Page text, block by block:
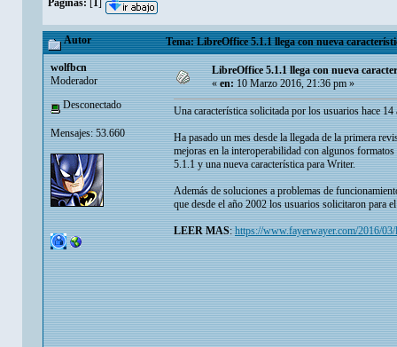
Páginas: [1]
Autor Tema: LibreOffice 5.1.1 llega con nueva
wolfbcn
Moderador
Desconectado
Mensajes: 53.660
LibreOffice 5.1.1 llega con nueva
«en:10 Marzo 2016, 21:36 pm »
Una característica solicitada por los usuarios hace
Ha pasado un mes desde la llegada de la primera
mejoras en la interoperabilidad con algunos
5.1.1 y una nueva característica para Writer.
Además de soluciones a problemas de
que desde el año 2002 los usuarios solicitaron para
LEER MAS:https://www.fayerwayer.com/2016/